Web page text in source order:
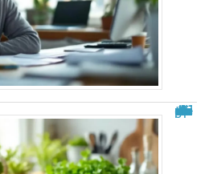
Aliments à éviter après une ablation de la vésicule : guide complet